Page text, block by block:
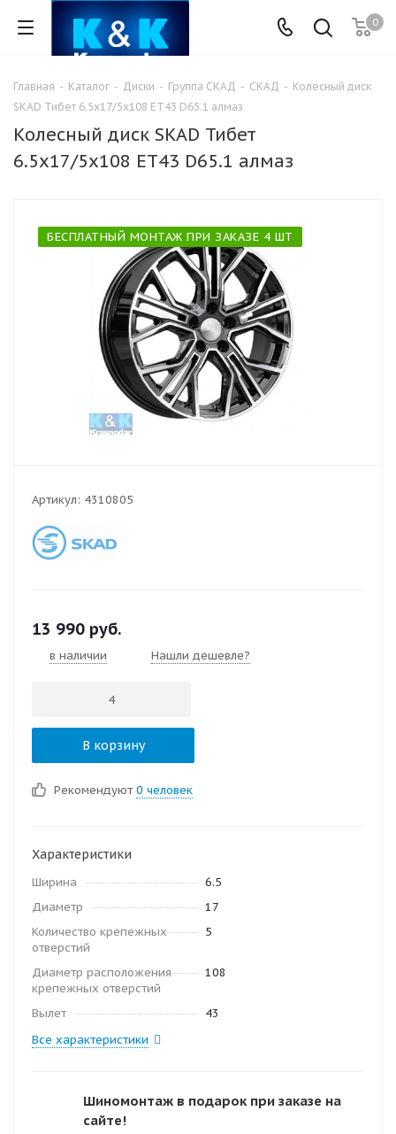
0
Главная - Каталог - Диски - Группа СКАД - СКАД - Колесный диск
SKAD Тибет 6.5x17/5x108 ET43 D65.1 алмаз
Колесный диск SKAD Тибет
6.5x17/5x108 ET43 D65.1 алмаз
БЕСПЛАТНЫЙ МОНТАЖ ПРИ ЗАКАЗЕ 4 ШТ
Артикул: 4310805
13 990 руб.
в наличии Нашли дешевле?
В корзину
Рекомендуют 0 человек
Характеристики
Ширина
6.5
Диаметр
17
Количество крепежных
отверстий
5
Диаметр расположения
крепежных отверстий
108
Вылет
43
Все характеристики
Шиномонтаж в подарок при заказе на
сайте!